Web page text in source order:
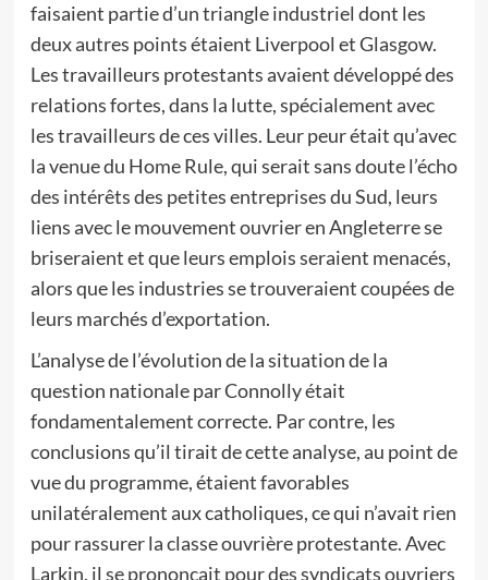
faisaient partie d’un triangle industriel dont les
deux autres points étaient Liverpool et Glasgow.
Les travailleurs protestants avaient développé des
relations fortes, dans la lutte, spécialement avec
les travailleurs de ces villes. Leur peur était qu’avec
la venue du Home Rule, qui serait sans doute l’écho
des intérêts des petites entreprises du Sud, leurs
liens avec le mouvement ouvrier en Angleterre se
briseraient et que leurs emplois seraient menacés,
alors que les industries se trouveraient coupées de
leurs marchés d’exportation.
L’analyse de l’évolution de la situation de la
question nationale par Connolly était
fondamentalement correcte. Par contre, les
conclusions qu’il tirait de cette analyse, au point de
vue du programme, étaient favorables
unilatéralement aux catholiques, ce qui n’avait rien
pour rassurer la classe ouvrière protestante. Avec
Larkin, il se prononçait pour des syndicats ouvriers